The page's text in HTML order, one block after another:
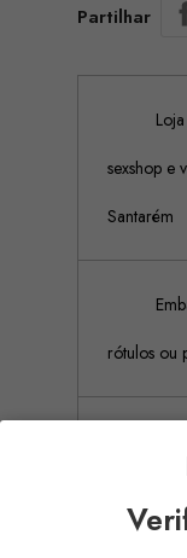
Partilhar
sexshop e
Santarém
rótulos ou
e cartões